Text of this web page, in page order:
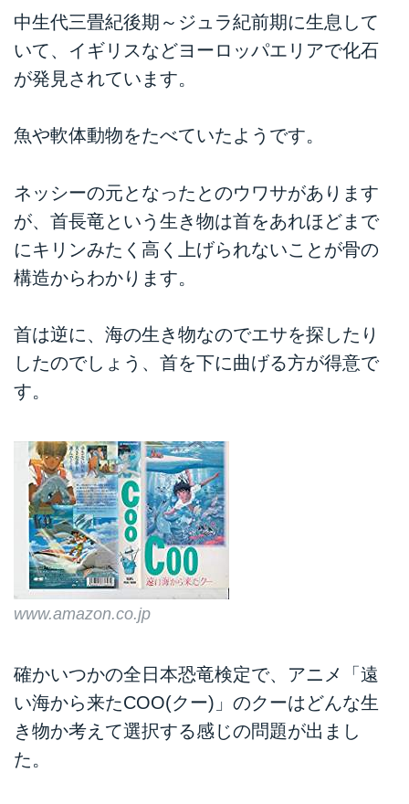
中生代三畳紀後期～ジュラ紀前期に生息して
いて、イギリスなどヨーロッパエリアで化石
が発見されています。
魚や軟体動物をたべていたようです。
ネッシーの元となったとのウワサがあります
が、首長竜という生き物は首をあれほどまで
にキリンみたく高く上げられないことが骨の
構造からわかります。
首は逆に、海の生き物なのでエサを探したり
したのでしょう、首を下に曲げる方が得意で
す。
www.amazon.co.jp
確かいつかの全日本恐竜検定で、アニメ「遠
い海から来たCOO(クー)」のクーはどんな生
き物か考えて選択する感じの問題が出まし
た。